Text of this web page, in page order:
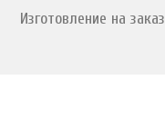
Изготовление на заказ